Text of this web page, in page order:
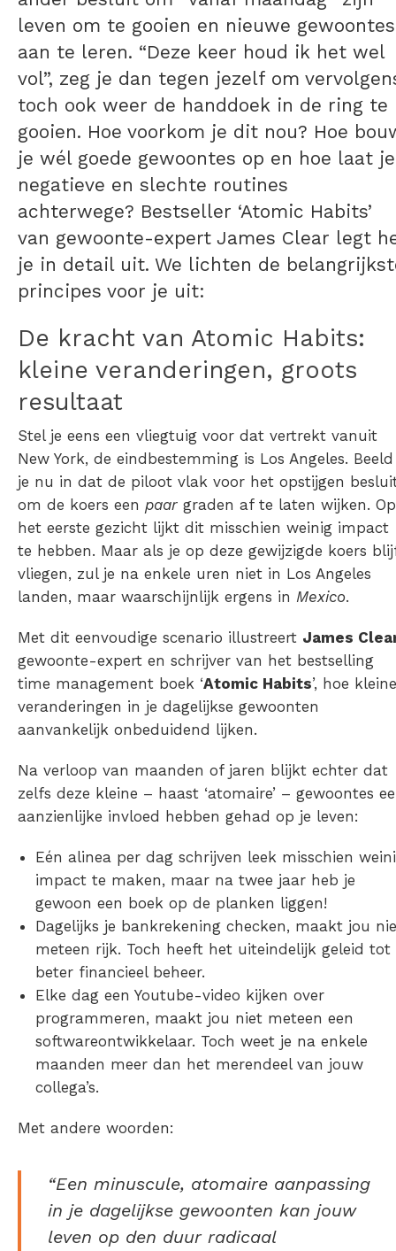
leven om te gooien en nieuwe gewoontes
aan te leren. “Deze keer houd ik het wel
vol”, zeg je dan tegen jezelf om
toch ook weer de handdoek in de ring te
gooien. Hoe voorkom je dit nou? Hoe
je wél goede gewoontes op en hoe laat je
negatieve en slechte routines
achterwege? Bestseller ‘Atomic Habits’
van gewoonte-expert James Clear legt
je in detail uit. We lichten de
principes voor je uit:
De kracht van Atomic Habits:
kleine veranderingen, groots
resultaat
Stel je eens een vliegtuig voor dat vertrekt vanuit
New York, de eindbestemming is Los Angeles. Beeld
je nu in dat de piloot vlak voor het opstijgen
om de koers een paar graden af te laten wijken. Op
het eerste gezicht lijkt dit misschien weinig impact
te hebben. Maar als je op deze gewijzigde koers
vliegen, zul je na enkele uren niet in Los Angeles
landen, maar waarschijnlijk ergens in Mexico.
Met dit eenvoudige scenario illustreert James
gewoonte-expert en schrijver van het bestselling
time management boek ‘Atomic Habits’, hoe kleine
veranderingen in je dagelijkse gewoonten
aanvankelijk onbeduidend lijken.
Na verloop van maanden of jaren blijkt echter dat
zelfs deze kleine – haast ‘atomaire’ – gewoontes
aanzienlijke invloed hebben gehad op je leven:
Eén alinea per dag schrijven leek misschien
impact te maken, maar na twee jaar heb je
gewoon een boek op de planken liggen!
Dagelijks je bankrekening checken, maakt jou
meteen rijk. Toch heeft het uiteindelijk geleid tot
beter financieel beheer.
Elke dag een Youtube-video kijken over
programmeren, maakt jou niet meteen een
softwareontwikkelaar. Toch weet je na enkele
maanden meer dan het merendeel van jouw
collega’s.
Met andere woorden:
“Een minuscule, atomaire aanpassing
in je dagelijkse gewoonten kan jouw
leven op den duur radicaal